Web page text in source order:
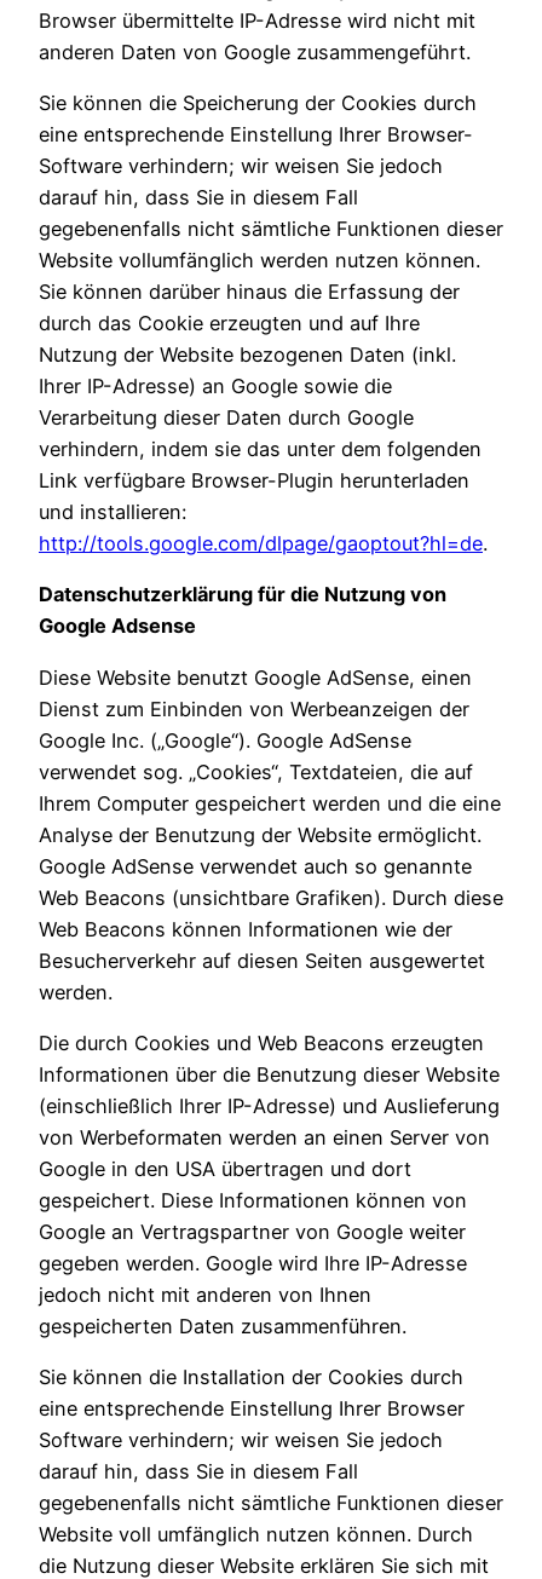
Browser übermittelte IP-Adresse wird nicht mit
anderen Daten von Google zusammengeführt.
Sie können die Speicherung der Cookies durch
eine entsprechende Einstellung Ihrer Browser-
Software verhindern; wir weisen Sie jedoch
darauf hin, dass Sie in diesem Fall
gegebenenfalls nicht sämtliche Funktionen dieser
Website vollumfänglich werden nutzen können.
Sie können darüber hinaus die Erfassung der
durch das Cookie erzeugten und auf Ihre
Nutzung der Website bezogenen Daten (inkl.
Ihrer IP-Adresse) an Google sowie die
Verarbeitung dieser Daten durch Google
verhindern, indem sie das unter dem folgenden
Link verfügbare Browser-Plugin herunterladen
und installieren:
http://tools.google.com/dlpage/gaoptout?hl=de.
Datenschutzerklärung für die Nutzung von
Google Adsense
Diese Website benutzt Google AdSense, einen
Dienst zum Einbinden von Werbeanzeigen der
Google Inc. („Google“). Google AdSense
verwendet sog. „Cookies“, Textdateien, die auf
Ihrem Computer gespeichert werden und die eine
Analyse der Benutzung der Website ermöglicht.
Google AdSense verwendet auch so genannte
Web Beacons (unsichtbare Grafiken). Durch diese
Web Beacons können Informationen wie der
Besucherverkehr auf diesen Seiten ausgewertet
werden.
Die durch Cookies und Web Beacons erzeugten
Informationen über die Benutzung dieser Website
(einschließlich Ihrer IP-Adresse) und Auslieferung
von Werbeformaten werden an einen Server von
Google in den USA übertragen und dort
gespeichert. Diese Informationen können von
Google an Vertragspartner von Google weiter
gegeben werden. Google wird Ihre IP-Adresse
jedoch nicht mit anderen von Ihnen
gespeicherten Daten zusammenführen.
Sie können die Installation der Cookies durch
eine entsprechende Einstellung Ihrer Browser
Software verhindern; wir weisen Sie jedoch
darauf hin, dass Sie in diesem Fall
gegebenenfalls nicht sämtliche Funktionen dieser
Website voll umfänglich nutzen können. Durch
die Nutzung dieser Website erklären Sie sich mit